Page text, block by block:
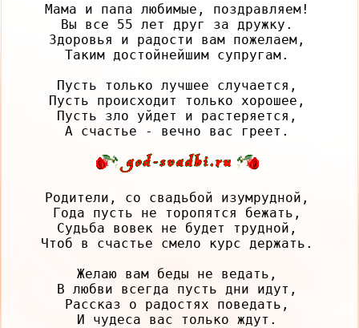
Мама и папа любимые, поздравляем!
Вы все 55 лет друг за дружку.
Здоровья и радости вам пожелаем,
Таким достойнейшим супругам.
Пусть только лучшее случается,
Пусть происходит только хорошее,
Пусть зло уйдет и растеряется,
Родители, со свадьбой изумрудной,
Года пусть не торопятся бежать,
Судьба вовек не будет трудной,
Чтоб в счастье смело курс держать.
Желаю вам беды не ведать,
В любви всегда пусть дни идут,
Рассказ о радостях поведать,
И чудеса вас только ждут.